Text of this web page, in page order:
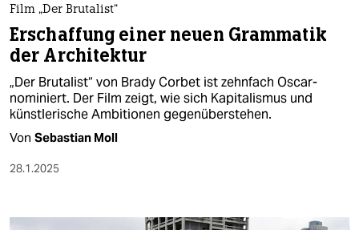
Film „Der Brutalist“
Erschaffung einer neuen Grammatik
der Architektur
„Der Brutalist“ von Brady Corbet ist zehnfach Oscar-
nominiert. Der Film zeigt, wie sich Kapitalismus und
künstlerische Ambitionen gegenüberstehen.
Von Sebastian Moll
28.1.2025